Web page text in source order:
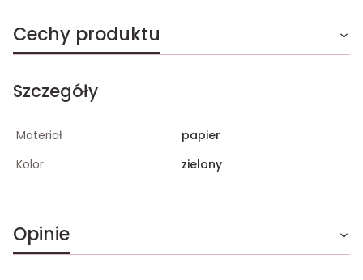
Cechy produktu
Szczegóły
Materiał
papier
Kolor
zielony
Opinie